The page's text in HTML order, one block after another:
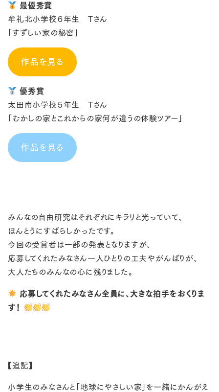
最優秀賞
牟礼北小学校６年生 Tさん
「すずしい家の秘密」
作品を見る
優秀賞
太田南小学校５年生 Tさん
「むかしの家とこれからの家何が違うの体験ツアー」
作品を見る
みんなの自由研究はそれぞれにキラリと光っていて、
ほんとうにすばらしかったです。
今回の受賞者は一部の発表となりますが、
応募してくれたみなさん一人ひとりの工夫やがんばりが、
大人たちのみんなの心に残りました。
応募してくれたみなさん全員に、大きな拍手をおくりま
す！
【追記】
小学生のみなさんと「地球にやさしい家」を一緒にかんがえ